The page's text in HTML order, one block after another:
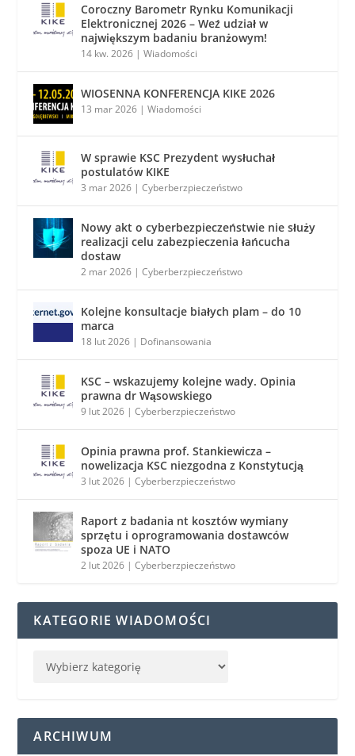
Coroczny Barometr Rynku Komunikacji
Elektronicznej 2026 – Weź udział w
największym badaniu branżowym!
14 kw. 2026 |Wiadomości
WIOSENNA KONFERENCJA KIKE 2026
13 mar 2026 |Wiadomości
W sprawie KSC Prezydent wysłuchał
postulatów KIKE
3 mar 2026 |Cyberberzpieczeństwo
Nowy akt o cyberbezpieczeństwie nie służy
realizacji celu zabezpieczenia łańcucha
dostaw
2 mar 2026 |Cyberberzpieczeństwo
Kolejne konsultacje białych plam – do 10
marca
18 lut 2026 | Dofinansowania
KSC – wskazujemy kolejne wady. Opinia
prawna dr Wąsowskiego
9 lut 2026 |Cyberberzpieczeństwo
Opinia prawna prof. Stankiewicza –
nowelizacja KSC niezgodna z Konstytucją
3 lut 2026 |Cyberberzpieczeństwo
Raport z badania nt kosztów wymiany
sprzętu i oprogramowania dostawców
spoza UE i NATO
2 lut 2026 |Cyberberzpieczeństwo
KATEGORIE WIADOMOŚCI
ARCHIWUM